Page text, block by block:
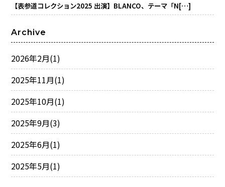
【表参道コレクション2025 出演】BLANCO、テーマ「N[…]
Archive
2026年2月(1)
2025年11月(1)
2025年10月(1)
2025年9月(3)
2025年6月(1)
2025年5月(1)